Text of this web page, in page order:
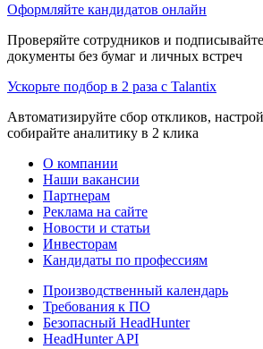
Оформляйте кандидатов онлайн
Проверяйте сотрудников и
документы без бумаг и личных встреч
Ускорьте подбор в 2 раза с Talantix
Автоматизируйте сбор откликов,
собирайте аналитику в 2 клика
О компании
Наши вакансии
Партнерам
Реклама на сайте
Новости и статьи
Инвесторам
Кандидаты по профессиям
Производственный календарь
Требования к ПО
Безопасный HeadHunter
HeadHunter API